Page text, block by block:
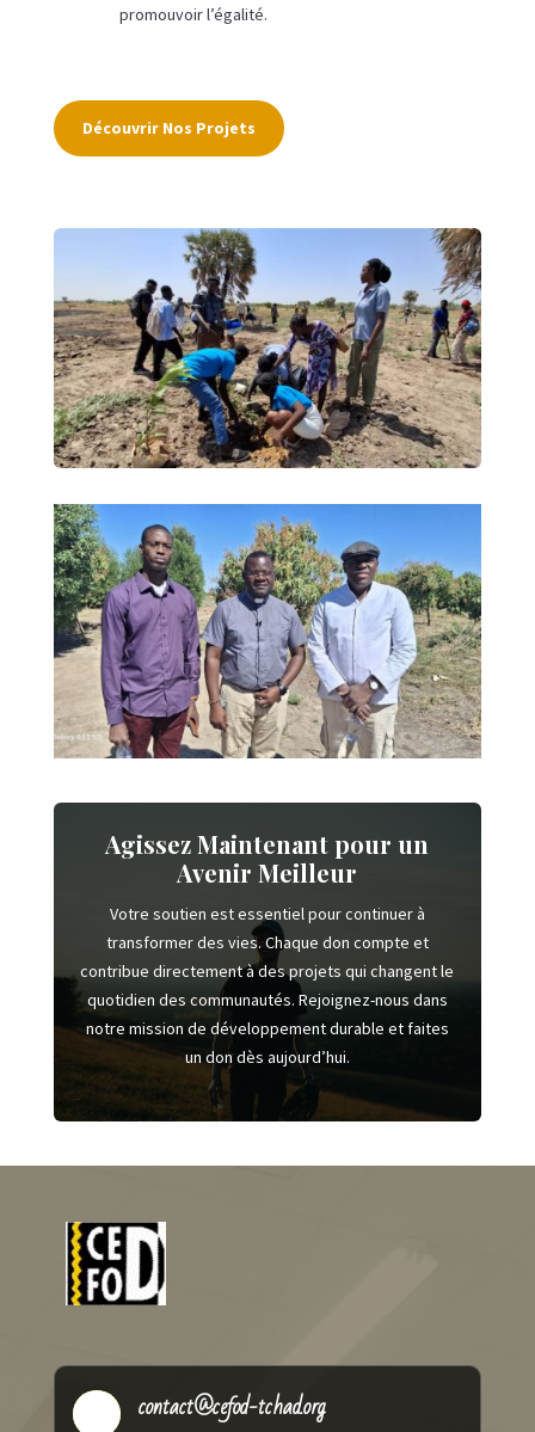
promouvoir l’égalité.
Découvrir Nos Projets
Agissez Maintenant pour un
Avenir Meilleur
Votre soutien est essentiel pour continuer à
transformer des vies. Chaque don compte et
contribue directement à des projets qui changent le
quotidien des communautés. Rejoignez-nous dans
notre mission de développement durable et faites
un don dès aujourd’hui.
contact@cefod-tchad.org